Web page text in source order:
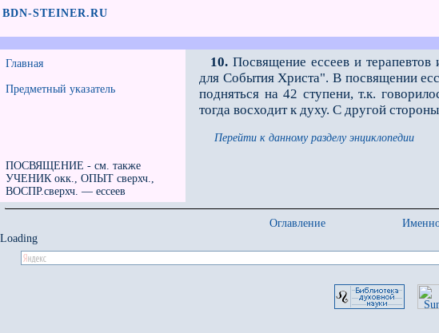
BDN-STEINER.RU
Главная
Предметный указатель
ПОСВЯЩЕНИЕ - см. также
УЧЕНИК окк., ОПЫТ сверхч.,
ВОСПР.сверхч. — ессеев
10. Посвящение ессеев и
для События Христа". В посвящении
подняться на 42 ступени, т.к.
тогда восходит к духу. С другой
Перейти к данному разделу энциклопедии
Оглавление
Loading